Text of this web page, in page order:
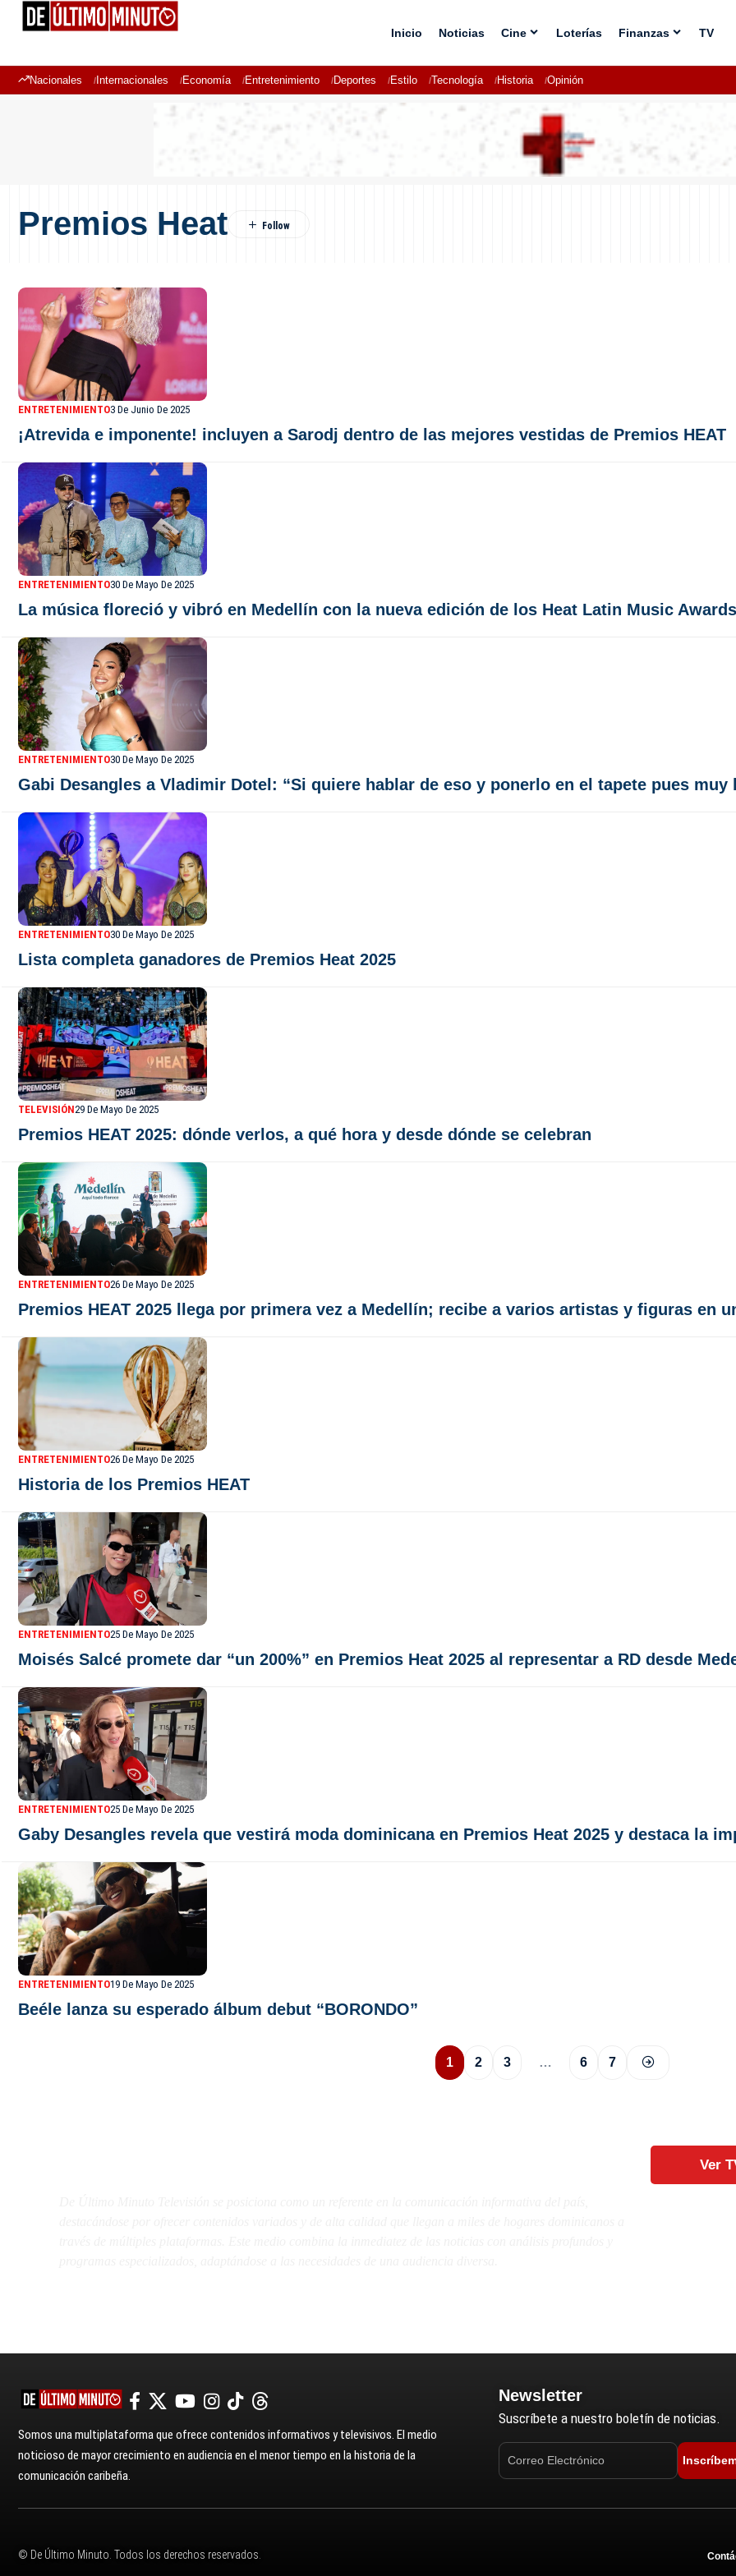
Inicio Noticias Cine Loterías Finanzas TV
Nacionales Internacionales Economía Entretenimiento Deportes Estilo Tecnología Historia Opinión
Premios Heat
ENTRETENIMIENTO3 De Junio De 2025
¡Atrevida e imponente! incluyen a Sarodj dentro de las mejores vestidas de Premios HEAT
ENTRETENIMIENTO30 De Mayo De 2025
La música floreció y vibró en Medellín con la nueva edición de los Heat Latin Music Awards
ENTRETENIMIENTO30 De Mayo De 2025
Gabi Desangles a Vladimir Dotel: “Si quiere hablar de eso y ponerlo en el tapete pues muy
ENTRETENIMIENTO30 De Mayo De 2025
Lista completa ganadores de Premios Heat 2025
TELEVISIÓN29 De Mayo De 2025
Premios HEAT 2025: dónde verlos, a qué hora y desde dónde se celebran
ENTRETENIMIENTO26 De Mayo De 2025
Premios HEAT 2025 llega por primera vez a Medellín; recibe a varios artistas y figuras en
ENTRETENIMIENTO26 De Mayo De 2025
Historia de los Premios HEAT
ENTRETENIMIENTO25 De Mayo De 2025
Moisés Salcé promete dar “un 200%” en Premios Heat 2025 al representar a RD desde
ENTRETENIMIENTO25 De Mayo De 2025
Gaby Desangles revela que vestirá moda dominicana en Premios Heat 2025 y destaca la
ENTRETENIMIENTO19 De Mayo De 2025
Beéle lanza su esperado álbum debut “BORONDO”
1 2 3 … 6 7
Ver
Somos una multiplataforma que ofrece contenidos informativos y televisivos. El medio
noticioso de mayor crecimiento en audiencia en el menor tiempo en la historia de la
comunicación caribeña.
Newsletter
Suscríbete a nuestro boletín de noticias.
© De Último Minuto. Todos los derechos reservados.